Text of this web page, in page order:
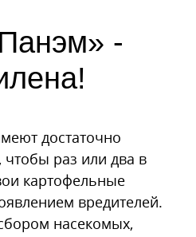
-
достаточно
раз или два в
картофельные
вредителей.
насекомых,